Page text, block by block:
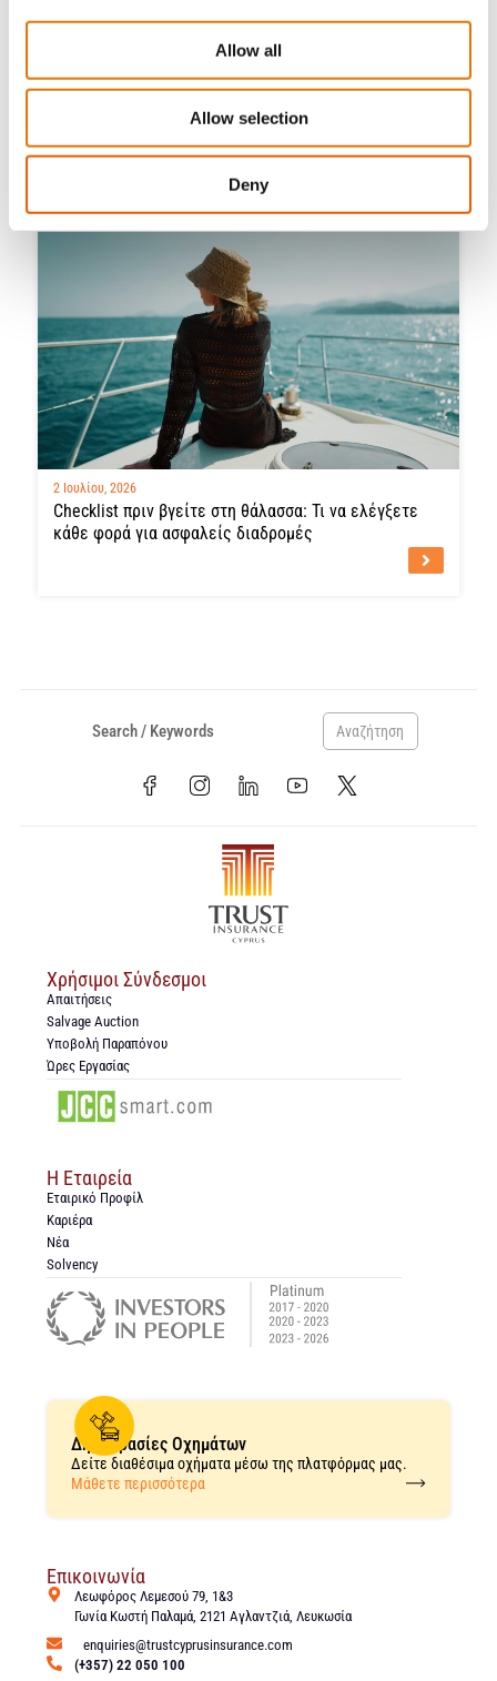
Allow all
Allow selection
Deny
2 Ιουλίου, 2026
Εξοπλισμός ασφαλείας που πρέπει να υπάρχει σε
κάθε σκάφος στην Κύπρο: Ο πλήρης οδηγός
2 Ιουλίου, 2026
Checklist πριν βγείτε στη θάλασσα: Τι να ελέγξετε
κάθε φορά για ασφαλείς διαδρομές
Αναζήτηση
Χρήσιμοι Σύνδεσμοι
Απαιτήσεις
Salvage Auction
Υποβολή Παραπόνου
Ώρες Εργασίας
Η Εταιρεία
Εταιρικό Προφίλ
Καριέρα
Νέα
Solvency
Δημοπρασίες Οχημάτων
Δείτε διαθέσιμα οχήματα μέσω της πλατφόρμας μας.
Μάθετε περισσότερα
Επικοινωνία
Λεωφόρος Λεμεσού 79, 1&3
Γωνία Κωστή Παλαμά, 2121 Αγλαντζιά, Λευκωσία
enquiries@trustcyprusinsurance.com
(+357) 22 050 100